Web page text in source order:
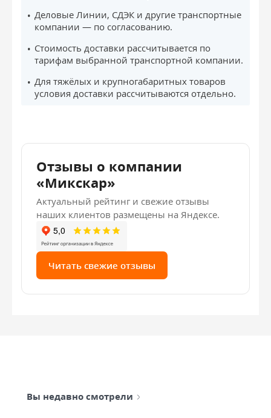
Деловые Линии, СДЭК и другие транспортные
компании — по согласованию.
Стоимость доставки рассчитывается по
тарифам выбранной транспортной компании.
Для тяжёлых и крупногабаритных товаров
условия доставки рассчитываются отдельно.
Отзывы о компании
«Микскар»
Актуальный рейтинг и свежие отзывы
наших клиентов размещены на Яндексе.
Читать свежие отзывы
Вы недавно смотрели